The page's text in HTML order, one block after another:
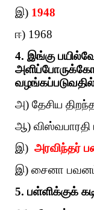
இ) 1948
ஈ) 1968
4. இங்கு
அ) தேசிய
ஆ)
இ) அரவிந்தர்
இ) சைனா
5. பள்ளிக்குக்